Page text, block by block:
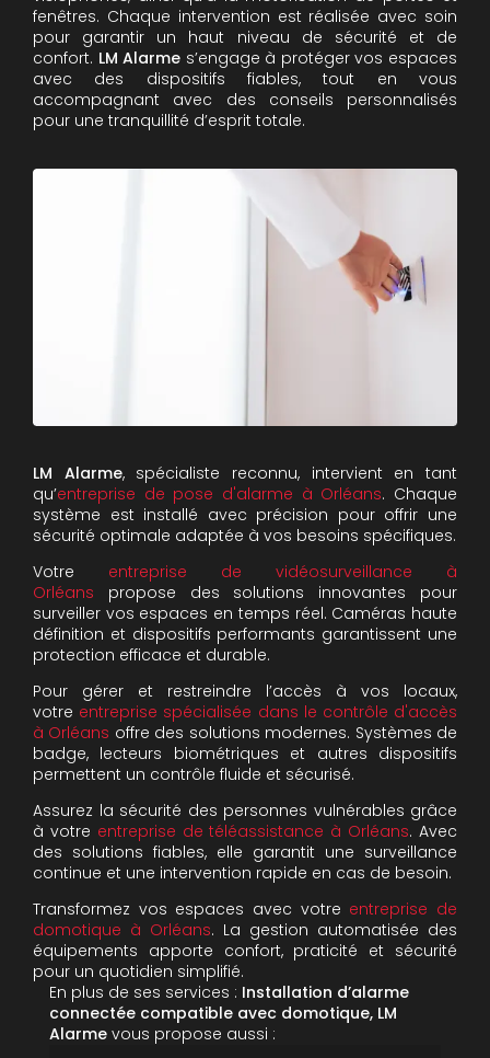
fenêtres. Chaque intervention est réalisée avec soin
pour garantir un haut niveau de sécurité et de
confort. LM Alarme s’engage à protéger vos espaces
avec des dispositifs fiables, tout en vous
accompagnant avec des conseils personnalisés
pour une tranquillité d’esprit totale.
LM Alarme, spécialiste reconnu, intervient en tant
qu’entreprise de pose d'alarme à Orléans. Chaque
système est installé avec précision pour offrir une
sécurité optimale adaptée à vos besoins spécifiques.
Votre entreprise de vidéosurveillance à
Orléans propose des solutions innovantes pour
surveiller vos espaces en temps réel. Caméras haute
définition et dispositifs performants garantissent une
protection efficace et durable.
Pour gérer et restreindre l’accès à vos locaux,
votre entreprise spécialisée dans le contrôle d'accès
à Orléans offre des solutions modernes. Systèmes de
badge, lecteurs biométriques et autres dispositifs
permettent un contrôle fluide et sécurisé.
Assurez la sécurité des personnes vulnérables grâce
à votre entreprise de téléassistance à Orléans. Avec
des solutions fiables, elle garantit une surveillance
continue et une intervention rapide en cas de besoin.
Transformez vos espaces avec votre entreprise de
domotique à Orléans. La gestion automatisée des
équipements apporte confort, praticité et sécurité
pour un quotidien simplifié.
En plus de ses services : Installation d’alarme
connectée compatible avec domotique, LM
Alarme vous propose aussi :